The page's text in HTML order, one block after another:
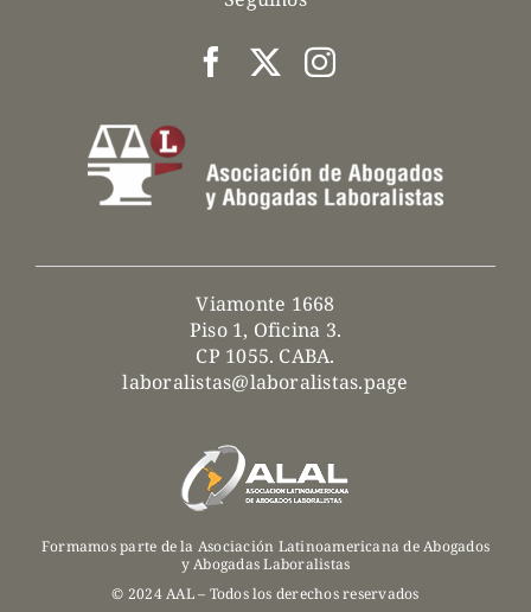
Viamonte 1668
Piso 1, Oficina 3.
CP 1055. CABA.
laboralistas@laboralistas.page
Formamos parte de la Asociación Latinoamericana de Abogados
y Abogadas Laboralistas
© 2024 AAL – Todos los derechos reservados